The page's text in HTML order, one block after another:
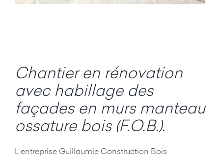
Chantier en rénovation
avec habillage des
façades en murs manteau
ossature bois (F.O.B.).
L’entreprise Guillaumie Construction Bois